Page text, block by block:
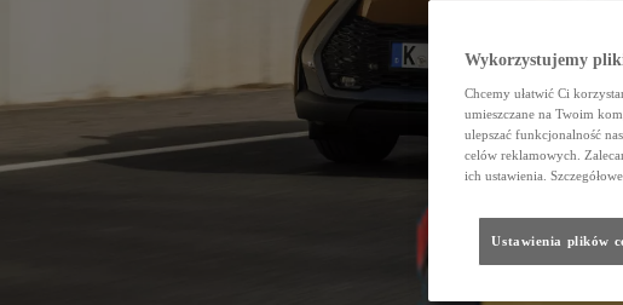
Wykorzystujemy
Chcemy ułatwić Ci
umieszczane na Twoim
ulepszać funkcjonalność
celów reklamowych.
ich ustawienia.
Ustawienia plików